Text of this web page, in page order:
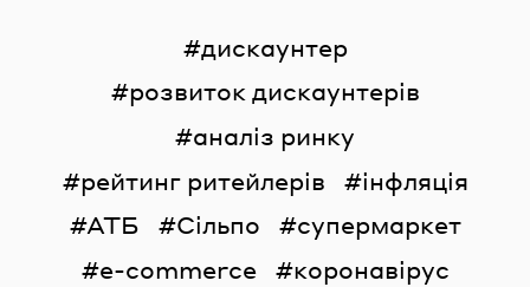
дискаунтер
розвиток дискаунтерів
аналіз ринку
рейтинг ритейлерів
інфляція
АТБ
Сільпо
супермаркет
e-commerce
коронавірус